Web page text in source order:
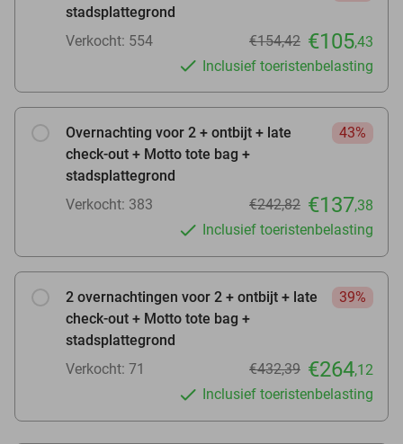
stadsplattegrond
Verkocht: 554 €154,42 €105,43
Inclusief toeristenbelasting
Overnachting voor 2 + ontbijt + late
check-out + Motto tote bag +
stadsplattegrond
43%
Verkocht: 383 €242,82 €137,38
Inclusief toeristenbelasting
2 overnachtingen voor 2 + ontbijt + late
check-out + Motto tote bag +
stadsplattegrond
39%
Verkocht: 71 €432,39 €264,12
Inclusief toeristenbelasting